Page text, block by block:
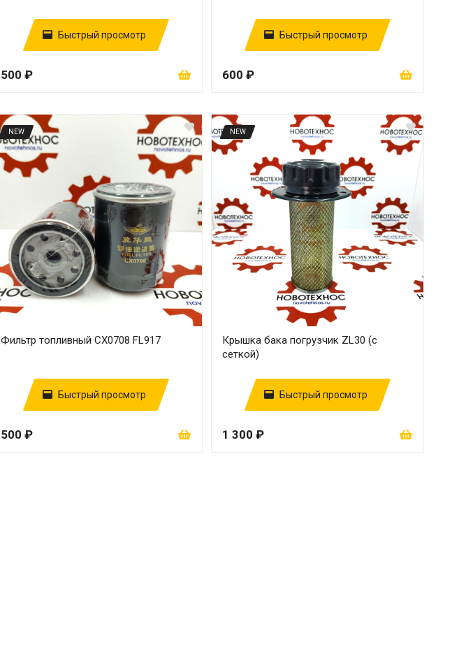
Быстрый просмотр
500 ₽
Быстрый просмотр
600 ₽
NEW
Фильтр топливный CX0708 FL917
Быстрый просмотр
500 ₽
NEW
Крышка бака погрузчик ZL30 (с
сеткой)
Быстрый просмотр
1 300 ₽